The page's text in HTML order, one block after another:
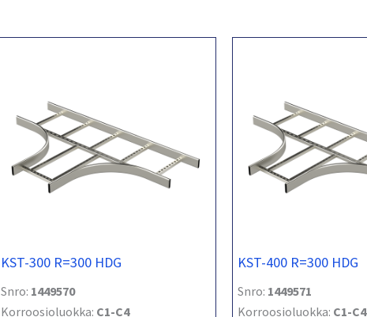
KST-300 R=300 HDG
Snro: 1449570
Korroosioluokka: C1-C4
KST-400 R=300 HDG
Snro: 1449571
Korroosioluokka: C1-C4